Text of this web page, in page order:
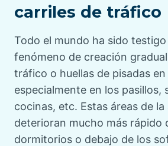
carriles de tráfico
Todo el mundo ha sido
fenómeno de creación
tráfico o huellas de pisadas
especialmente en los pasillos,
cocinas, etc. Estas áreas de
deterioran mucho más rápido
dormitorios o debajo de los